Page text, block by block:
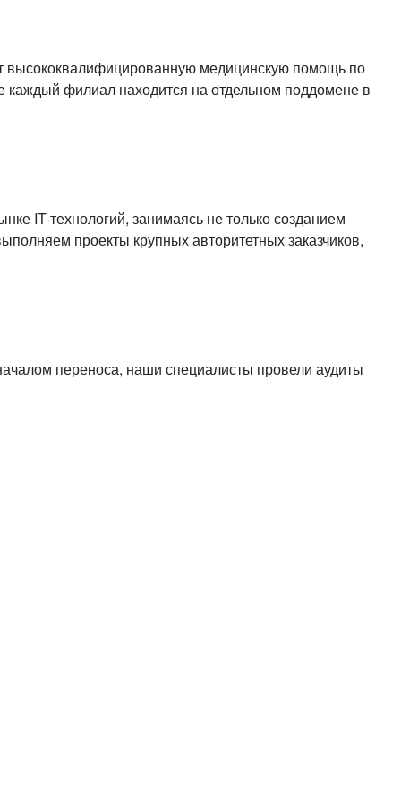
высококвалифицированную медицинскую помощь по
каждый филиал находится на отдельном поддомене в
IT-технологий, занимаясь не только созданием
проекты крупных авторитетных заказчиков,
переноса, наши специалисты провели аудиты